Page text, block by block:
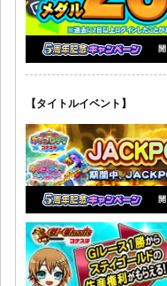
【タイトルイベント】